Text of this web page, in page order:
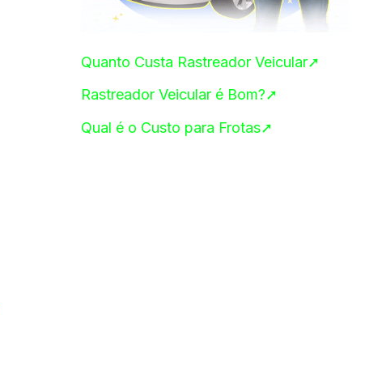
Quanto Custa Rastreador Veicular➚
Rastreador Veicular é Bom?➚
Qual é o Custo para Frotas➚